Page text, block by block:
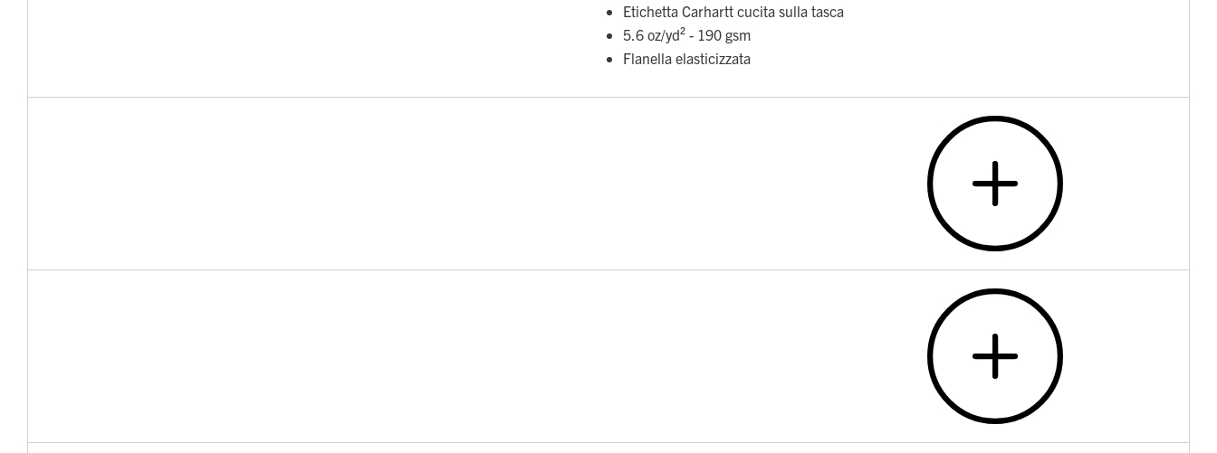
Etichetta Carhartt cucita sulla tasca
5.6 oz/yd² - 190 gsm
Flanella elasticizzata